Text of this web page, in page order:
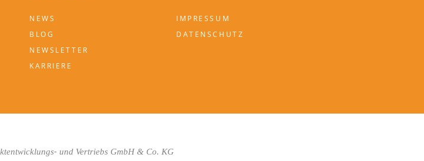
NEWS
BLOG
NEWSLETTER
KARRIERE
IMPRESSUM
DATENSCHUTZ
- und Vertriebs GmbH & Co. KG